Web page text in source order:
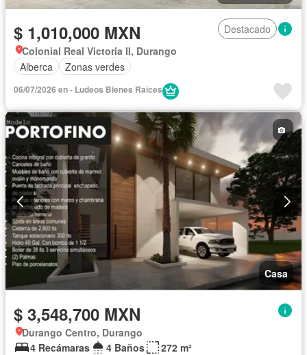
$ 1,010,000 MXN
Destacado
Colonial Real Victoria II, Durango
Alberca
Zonas verdes
06/07/2026 en - Ludeos Bienes Raíces
Casa
$ 3,548,700 MXN
Durango Centro, Durango
4 Recámaras
4 Baños
272 m²